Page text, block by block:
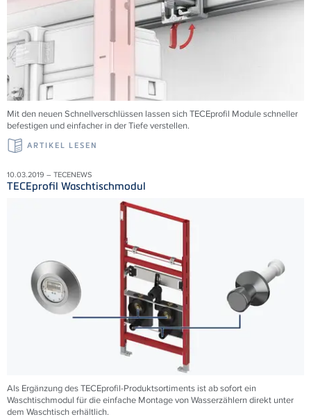
Mit den neuen Schnellverschlüssen lassen sich TECEprofil Module schneller
befestigen und einfacher in der Tiefe verstellen.
ARTIKEL LESEN
10.03.2019 – TECENEWS
TECEprofil Waschtischmodul
Als Ergänzung des TECEprofil-Produktsortiments ist ab sofort ein
Waschtischmodul für die einfache Montage von Wasserzählern direkt unter
dem Waschtisch erhältlich.